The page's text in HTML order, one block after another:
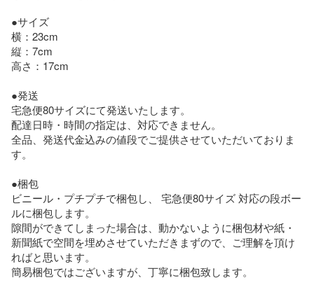
●サイズ
横：23cm
縦：7cm
高さ：17cm
●発送
宅急便80サイズにて発送いたします。
配達日時・時間の指定は、対応できません。
全品、発送代金込みの値段でご提供させていただいておりま
す。
●梱包
ビニール・プチプチで梱包し、 宅急便80サイズ 対応の段ボー
ルに梱包します。
隙間ができてしまった場合は、動かないように梱包材や紙・
新聞紙で空間を埋めさせていただきまずので、ご理解を頂け
ればと思います。
簡易梱包ではございますが、丁寧に梱包致します。